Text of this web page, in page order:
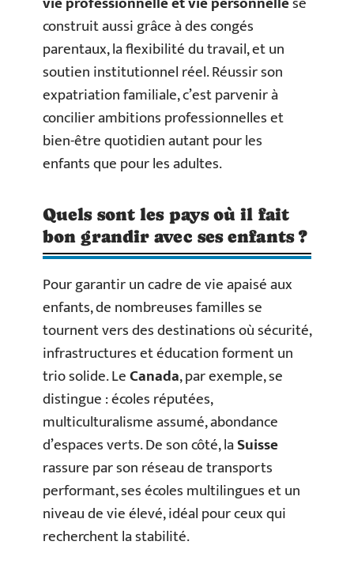
construit aussi grâce à des congés
parentaux, la flexibilité du travail, et un
soutien institutionnel réel. Réussir son
expatriation familiale, c’est parvenir à
concilier ambitions professionnelles et
bien-être quotidien autant pour les
enfants que pour les adultes.
Quels sont les pays où il fait
bon grandir avec ses enfants ?
Pour garantir un cadre de vie apaisé aux
enfants, de nombreuses familles se
tournent vers des destinations où sécurité,
infrastructures et éducation forment un
trio solide. LeCanada, par exemple, se
distingue : écoles réputées,
multiculturalisme assumé, abondance
d’espaces verts. De son côté, laSuisse
rassure par son réseau de transports
performant, ses écoles multilingues et un
niveau de vie élevé, idéal pour ceux qui
recherchent la stabilité.